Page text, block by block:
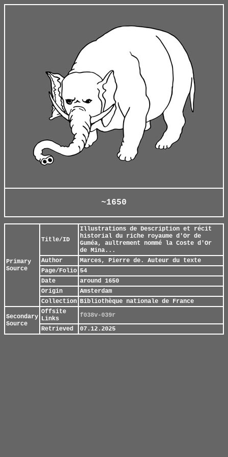
~1650
Primary
Source
Title/ID
Illustrations de Description et récit
historial du riche royaume d'Or de
Guméa, aultrement nommé la Coste d'Or
de Mina...
Author
Marces, Pierre de. Auteur du texte
Page/Folio 54
Date
around 1650
Origin
Amsterdam
Collection Bibliothèque nationale de France
Secondary
Source
Offsite
Links
f038v-039r
Retrieved
07.12.2025